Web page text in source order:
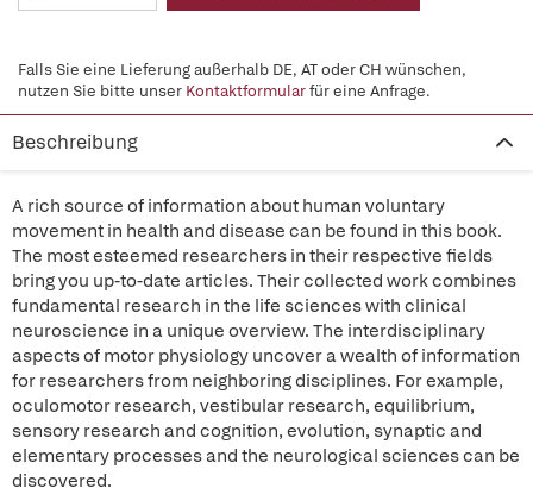
Falls Sie eine Lieferung außerhalb DE, AT oder CH wünschen,
nutzen Sie bitte unser Kontaktformularfür eine Anfrage.
Beschreibung
A rich source of information about human voluntary
movement in health and disease can be found in this book.
The most esteemed researchers in their respective fields
bring you up-to-date articles. Their collected work combines
fundamental research in the life sciences with clinical
neuroscience in a unique overview. The interdisciplinary
aspects of motor physiology uncover a wealth of information
for researchers from neighboring disciplines. For example,
oculomotor research, vestibular research, equilibrium,
sensory research and cognition, evolution, synaptic and
elementary processes and the neurological sciences can be
discovered.